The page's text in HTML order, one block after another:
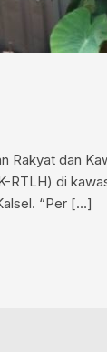
Rakyat dan
di
“Per […]